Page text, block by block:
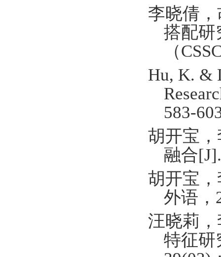
李晓倩
搭配研
（
Hu, K. &
583-
胡开宝
融合
胡开宝
外语，
汪晓莉
特征研